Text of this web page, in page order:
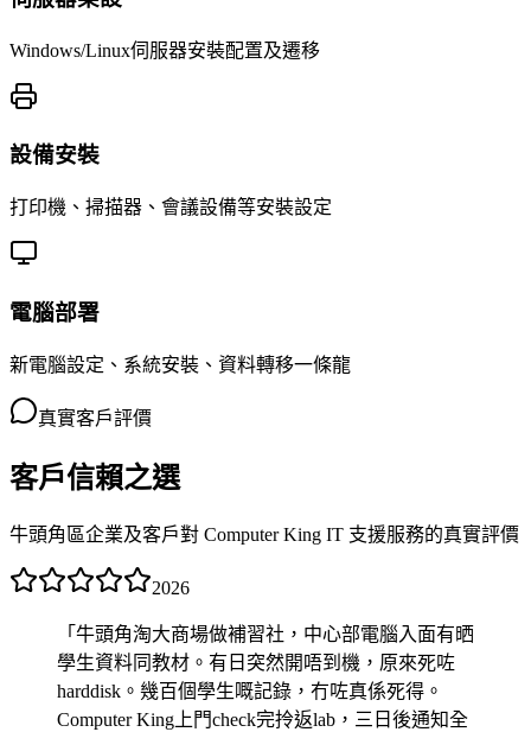
Windows/Linux伺服器安裝配置及遷移
設備安裝
打印機、掃描器、會議設備等安裝設定
電腦部署
新電腦設定、系統安裝、資料轉移一條龍
真實客戶評價
客戶信賴之選
牛頭角區企業及客戶對 Computer King IT 支援服務的真實評價
2026
「 牛頭角淘大商場做補習社，中心部電腦入面有晒
學生資料同教材。有日突然開唔到機，原來死咗
harddisk。幾百個學生嘅記錄，冇咗真係死得。
Computer King上門check完拎返lab，三日後通知全